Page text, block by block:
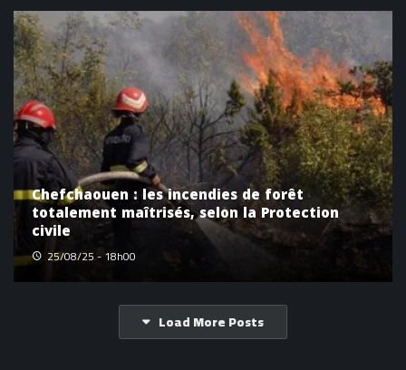
Chefchaouen : les incendies de forêt
totalement maîtrisés, selon la Protection
civile
25/08/25 - 18h00
Load More Posts